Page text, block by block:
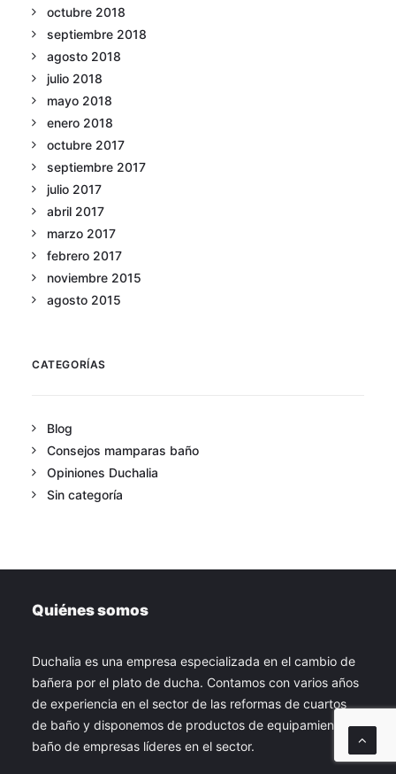
octubre 2018
septiembre 2018
agosto 2018
julio 2018
mayo 2018
enero 2018
octubre 2017
septiembre 2017
julio 2017
abril 2017
marzo 2017
febrero 2017
noviembre 2015
agosto 2015
CATEGORÍAS
Blog
Consejos mamparas baño
Opiniones Duchalia
Sin categoría
Quiénes somos
Duchalia es una empresa especializada en el cambio de
bañera por el plato de ducha. Contamos con varios años
de experiencia en el sector de las reformas de cuartos
de baño y disponemos de productos de equipamiento de
baño de empresas líderes en el sector.